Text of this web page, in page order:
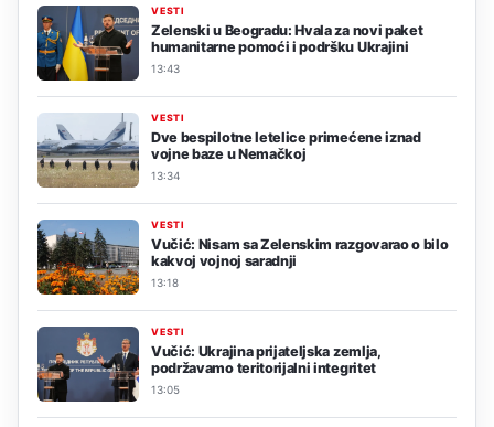
VESTI
Zelenski u Beogradu: Hvala za novi paket
humanitarne pomoći i podršku Ukrajini
13:43
VESTI
Dve bespilotne letelice primećene iznad
vojne baze u Nemačkoj
13:34
VESTI
Vučić: Nisam sa Zelenskim razgovarao o bilo
kakvoj vojnoj saradnji
13:18
VESTI
Vučić: Ukrajina prijateljska zemlja,
podržavamo teritorijalni integritet
13:05